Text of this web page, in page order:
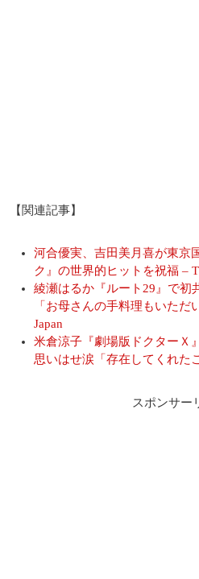
【関連記事】
河合優実、吉田美月喜が東京
ク』の世界的ヒットを祝福 –
綾瀬はるか『ルート29』で初
「お母さんの手料理もいただ
Japan
米倉涼子『劇場版ドクターＸ
思いはせ涙「存在してくれた
スポンサー